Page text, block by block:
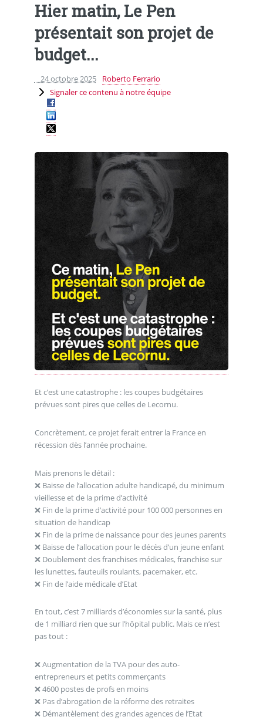
Hier matin, Le Pen
présentait son projet de
budget...
24 octobre 2025
Roberto Ferrario
Signaler ce contenu à notre équipe
Et c’est une catastrophe : les coupes budgétaires
prévues sont pires que celles de Lecornu.
Concrètement, ce projet ferait entrer la France en
récession dès l’année prochaine.
Mais prenons le détail :
❌ Baisse de l’allocation adulte handicapé, du minimum
vieillesse et de la prime d’activité
❌ Fin de la prime d’activité pour 100 000 personnes en
situation de handicap
❌ Fin de la prime de naissance pour des jeunes parents
❌ Baisse de l’allocation pour le décès d’un jeune enfant
❌ Doublement des franchises médicales, franchise sur
les lunettes, fauteuils roulants, pacemaker, etc.
❌ Fin de l’aide médicale d’Etat
En tout, c’est 7 milliards d’économies sur la santé, plus
de 1 milliard rien que sur l’hôpital public. Mais ce n’est
pas tout :
❌ Augmentation de la TVA pour des auto-
entrepreneurs et petits commerçants
❌ 4600 postes de profs en moins
❌ Pas d’abrogation de la réforme des retraites
❌ Démantèlement des grandes agences de l’Etat